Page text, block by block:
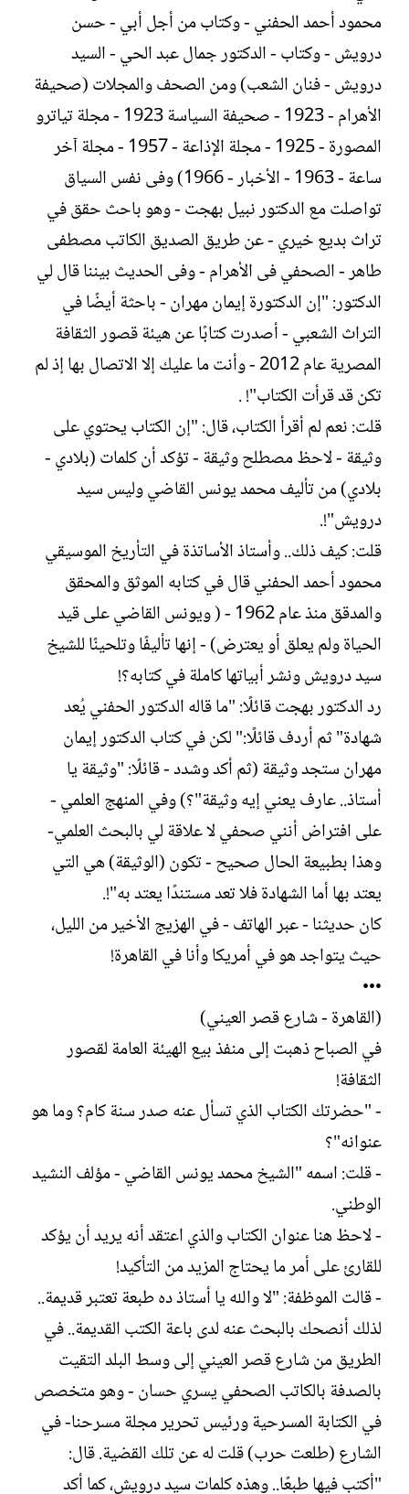
محمود أحمد الحفني - وكتاب من أجل أبي - حسن
درويش - وكتاب - الدكتور جمال عبد الحي - السيد
درويش - فنان الشعب) ومن الصحف والمجلات (صحيفة
الأهرام - 1923 - صحيفة السياسة 1923 - مجلة تياترو
المصورة - 1925 - مجلة الإذاعة - 1957 - مجلة آخر
ساعة - 1963 - الأخبار - 1966) وفى نفس السياق
تواصلت مع الدكتور نبيل بهجت - وهو باحث حقق في
تراث بديع خيري - عن طريق الصديق الكاتب مصطفى
طاهر - الصحفي فى الأهرام - وفى الحديث بيننا قال لي
الدكتور: "إن الدكتورة إيمان مهران - باحثة أيضًا في
التراث الشعبي - أصدرت كتابًا عن هيئة قصور الثقافة
المصرية عام 2012 - وأنت ما عليك إلا الاتصال بها إذ لم
تكن قد قرأت الكتاب"! .
قلت: نعم لم أقرأ الكتاب، قال: "إن الكتاب يحتوي على
وثيقة - لاحظ مصطلح وثيقة - تؤكد أن كلمات (بلادي -
بلادي) من تأليف محمد يونس القاضي وليس سيد
درويش"!.
قلت: كيف ذلك.. وأستاذ الأساتذة في التأريخ الموسيقي
محمود أحمد الحفني قال في كتابه الموثق والمحقق
والمدقق منذ عام 1962 - ( ويونس القاضي على قيد
الحياة ولم يعلق أو يعترض) - إنها تأليفًا وتلحينًا للشيخ
سيد درويش ونشر أبياتها كاملة في كتابه؟!
رد الدكتور بهجت قائلًا: "ما قاله الدكتور الحفني يُعد
شهادة" ثم أردف قائلًا:" لكن في كتاب الدكتور إيمان
مهران ستجد وثيقة (ثم أكد وشدد - قائلًا: "وثيقة يا
أستاذ.. عارف يعني إيه وثيقة"؟) وفي المنهج العلمي -
على افتراض أنني صحفي لا علاقة لي بالبحث العلمي-
وهذا بطبيعة الحال صحيح - تكون (الوثيقة) هي التي
يعتد بها أما الشهادة فلا تعد مستندًا يعتد به"!.
كان حديثنا - عبر الهاتف - في الهزيج الأخير من الليل،
حيث يتواجد هو في أمريكا وأنا في القاهرة!
•••
(القاهرة - شارع قصر العيني)
في الصباح ذهبت إلى منفذ بيع الهيئة العامة لقصور
الثقافة!
- "حضرتك الكتاب الذي تسأل عنه صدر سنة كام؟ وما هو
عنوانه"؟
- قلت: اسمه "الشيخ محمد يونس القاضي - مؤلف النشيد
الوطني.
- لاحظ هنا عنوان الكتاب والذي اعتقد أنه يريد أن يؤكد
للقارئ على أمر ما يحتاج المزيد من التأكيد!
- قالت الموظفة: "لا والله يا أستاذ ده طبعة تعتبر قديمة..
لذلك أنصحك بالبحث عنه لدى باعة الكتب القديمة.. في
الطريق من شارع قصر العيني إلى وسط البلد التقيت
بالصدفة بالكاتب الصحفي يسري حسان - وهو متخصص
في الكتابة المسرحية ورئيس تحرير مجلة مسرحنا- في
الشارع (طلعت حرب) قلت له عن تلك القضية. قال:
"أكتب فيها طبعًا.. وهذه كلمات سيد درويش، كما أكد